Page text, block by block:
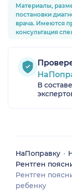
Материалы,
постановки
врача. Имеются
консультация
В
НаПоправку
Рентген
Рентген
ребенку